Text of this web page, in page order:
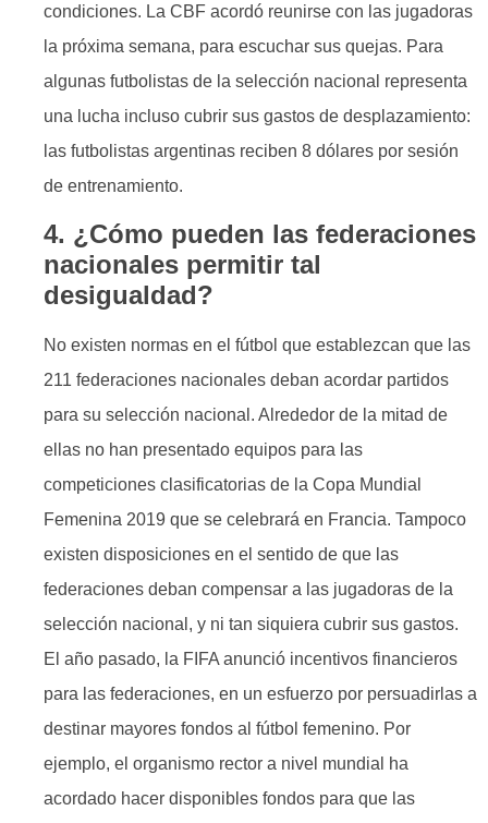
condiciones. La CBF acordó reunirse con las jugadoras
la próxima semana, para escuchar sus quejas. Para
algunas futbolistas de la selección nacional representa
una lucha incluso cubrir sus gastos de desplazamiento:
las futbolistas argentinas reciben 8 dólares por sesión
de entrenamiento.
4. ¿Cómo pueden las federaciones
nacionales permitir tal
desigualdad?
No existen normas en el fútbol que establezcan que las
211 federaciones nacionales deban acordar partidos
para su selección nacional. Alrededor de la mitad de
ellas no han presentado equipos para las
competiciones clasificatorias de la Copa Mundial
Femenina 2019 que se celebrará en Francia. Tampoco
existen disposiciones en el sentido de que las
federaciones deban compensar a las jugadoras de la
selección nacional, y ni tan siquiera cubrir sus gastos.
El año pasado, la FIFA anunció incentivos financieros
para las federaciones, en un esfuerzo por persuadirlas a
destinar mayores fondos al fútbol femenino. Por
ejemplo, el organismo rector a nivel mundial ha
acordado hacer disponibles fondos para que las